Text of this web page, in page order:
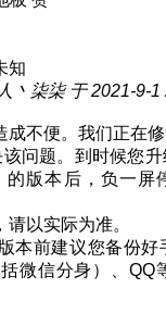
知
丶柒柒 于 2021-9-1
成不便。我们正在
问题。到时候您
的版本后，负一屏
以实际为准。
本前建议您备份好
微信分身）、QQ